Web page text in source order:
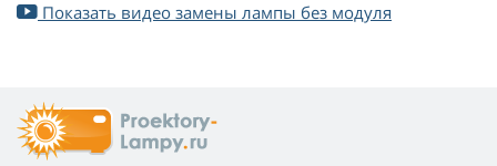
Показать видео замены лампы без модуля